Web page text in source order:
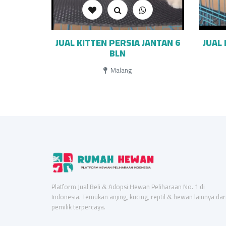
JUAL KITTEN PERSIA JANTAN 6
BLN
Malang
Platform Jual Beli & Adopsi Hewan Peliharaan No. 1 di
Indonesia. Temukan anjing, kucing, reptil & hewan lainnya
pemilik terpercaya.